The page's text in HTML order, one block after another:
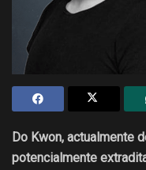
Do Kwon, actualmente
potencialmente